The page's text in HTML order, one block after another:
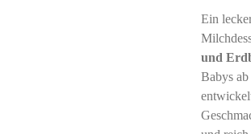
Ein
und
Babys